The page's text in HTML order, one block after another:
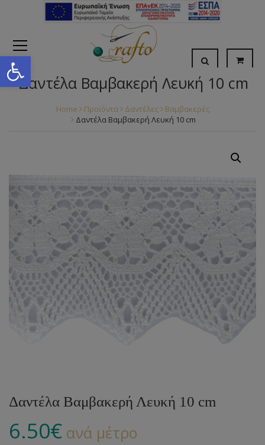
Open toolbar
Δαντέλα Βαμβακερή Λευκή 10 cm
Home Προϊόντα Δαντέλες
Βαμβακερές
Δαντέλα Βαμβακερή Λευκή 10 cm
Δαντέλα Βαμβακερή Λευκή 10 cm
6.50€ ανά μέτρο